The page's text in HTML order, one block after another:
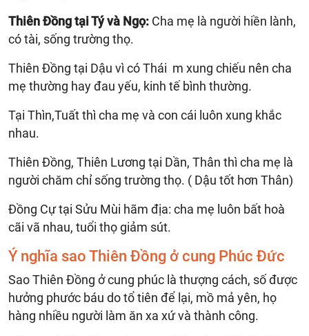
Thiên Đồng tại Tý và Ngọ: Cha mẹ là người hiền lành,
có tài, sống trường thọ.
Thiên Đồng tại Dậu vì có Thái m xung chiếu nên cha
mẹ thường hay đau yếu, kinh tế bình thường.
Tại Thìn,Tuất thì cha mẹ và con cái luôn xung khắc
nhau.
Thiên Đồng, Thiên Lương tại Dần, Thân thì cha mẹ là
người chăm chỉ sống trường thọ. ( Dậu tốt hơn Thân)
Đồng Cự tại Sửu Mùi hãm địa: cha mẹ luôn bất hoà
cãi vã nhau, tuổi thọ giảm sút.
Ý nghĩa sao Thiên Đồng ở cung Phúc Đức
Sao Thiên Đồng ở cung phúc là thượng cách, số được
hưởng phước báu do tổ tiên để lại, mồ mả yên, họ
hàng nhiều người làm ăn xa xứ và thành công.